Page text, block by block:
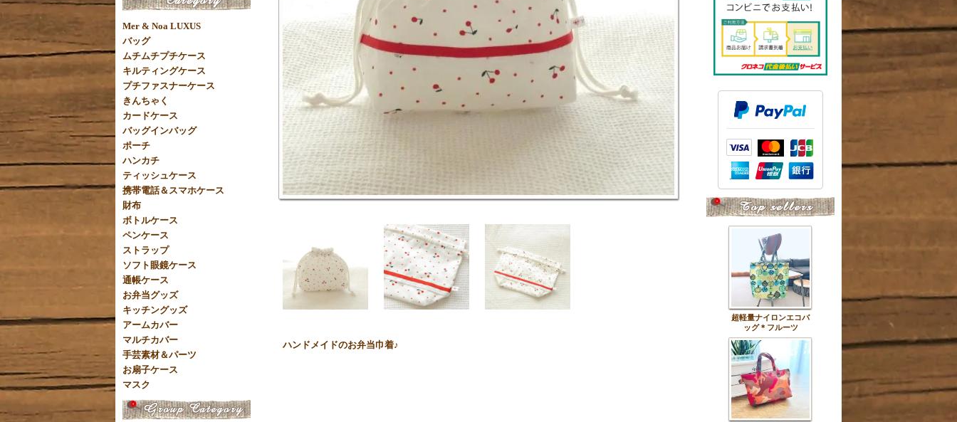
ハンドメイドのお弁当巾着♪
Mer & Noa LUXUS
バッグ
ムチムチプチケース
キルティングケース
プチファスナーケース
きんちゃく
カードケース
バッグインバッグ
ポーチ
ハンカチ
ティッシュケース
携帯電話＆スマホケース
財布
ボトルケース
ペンケース
ストラップ
ソフト眼鏡ケース
通帳ケース
お弁当グッズ
キッチングッズ
アームカバー
マルチカバー
手芸素材＆パーツ
お扇子ケース
マスク
超軽量ナイロンエコバ
ッグ＊フルーツ